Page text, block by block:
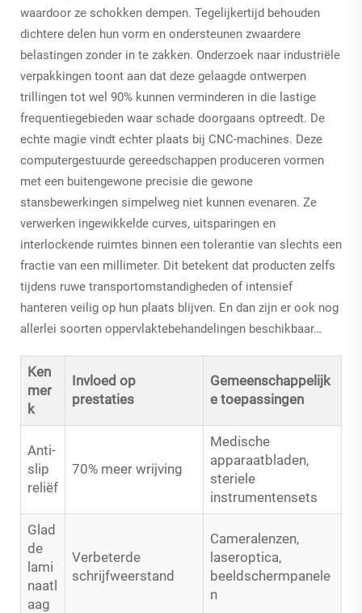
waardoor ze schokken dempen. Tegelijkertijd behouden
dichtere delen hun vorm en ondersteunen zwaardere
belastingen zonder in te zakken. Onderzoek naar industriële
verpakkingen toont aan dat deze gelaagde ontwerpen
trillingen tot wel 90% kunnen verminderen in die lastige
frequentiegebieden waar schade doorgaans optreedt. De
echte magie vindt echter plaats bij CNC-machines. Deze
computergestuurde gereedschappen produceren vormen
met een buitengewone precisie die gewone
stansbewerkingen simpelweg niet kunnen evenaren. Ze
verwerken ingewikkelde curves, uitsparingen en
interlockende ruimtes binnen een tolerantie van slechts een
fractie van een millimeter. Dit betekent dat producten zelfs
tijdens ruwe transportomstandigheden of intensief
hanteren veilig op hun plaats blijven. En dan zijn er ook nog
allerlei soorten oppervlaktebehandelingen beschikbaar…
Ken
mer
k
Invloed op
prestaties
Gemeenschappelijk
e toepassingen
Anti-
slip
reliëf
70% meer wrijving
Medische
apparaatbladen,
steriele
instrumentensets
Glad
de
lami
naatl
aag
Verbeterde
schrijfweerstand
Cameralenzen,
laseroptica,
beeldschermpanele
n